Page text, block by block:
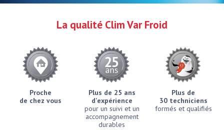
La qualité Clim Var Froid
Proche
de chez vous
Plus de 25 ans
d'expérience
pour un suivi et un
accompagnement
durables
Plus de
30 techniciens
formés et qualifiés